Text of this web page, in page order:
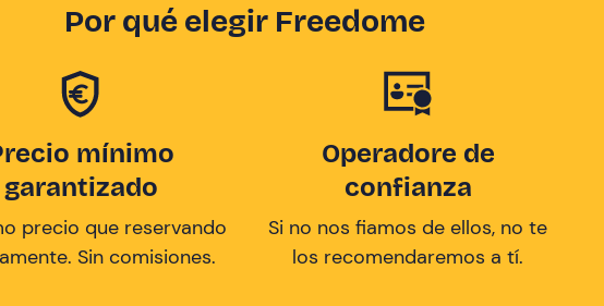
Por qué elegir Freedome
mínimo
garantizado
precio que reservando
Sin comisiones.
Operadore de
confianza
Si no nos fiamos de ellos, no te
los recomendaremos a tí.